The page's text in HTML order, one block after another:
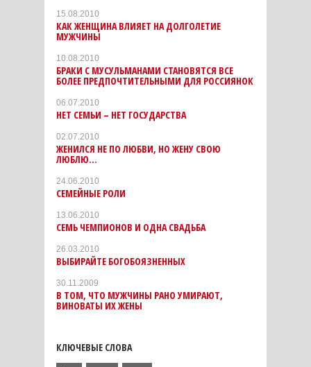
15.08.2010
КАК ЖЕНЩИНА ВЛИЯЕТ НА ДОЛГОЛЕТИЕ
МУЖЧИНЫ
10.08.2010
БРАКИ С МУСУЛЬМАНАМИ СТАНОВЯТСЯ ВСЕ
БОЛЕЕ ПРЕДПОЧТИТЕЛЬНЫМИ ДЛЯ РОССИЯНОК
06.07.2010
НЕТ СЕМЬИ – НЕТ ГОСУДАРСТВА
02.07.2010
ЖЕНИЛСЯ НЕ ПО ЛЮБВИ, НО ЖЕНУ СВОЮ
ЛЮБЛЮ…
24.06.2010
СЕМЕЙНЫЕ РОЛИ
13.06.2010
CЕМЬ ЧЕМПИОНОВ И ОДНА СВАДЬБА
26.03.2010
ВЫБИРАЙТЕ БОГОБОЯЗНЕННЫХ
30.11.2009
В ТОМ, ЧТО МУЖЧИНЫ РАНО УМИРАЮТ,
ВИНОВАТЫ ИХ ЖЕНЫ
КЛЮЧЕВЫЕ СЛОВА